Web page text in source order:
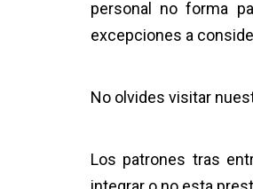
personal no forma
excepciones a
No olvides visitar
Los patrones tras